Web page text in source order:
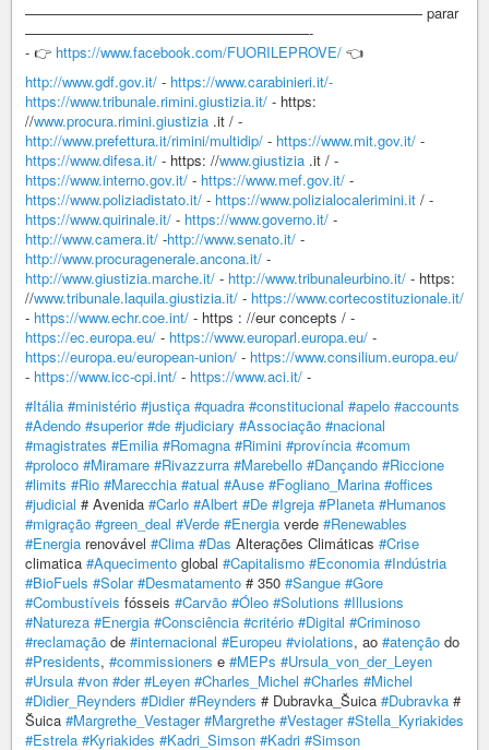
———————————————————————————— parar
————————————————————-
- 👉 https://www.facebook.com/FUORILEPROVE/ 👈
http://www.gdf.gov.it/ - https://www.carabinieri.it/-
https://www.tribunale.rimini.giustizia.it/ - https:
//www.procura.rimini.giustizia .it / -
http://www.prefettura.it/rimini/multidip/ - https://www.mit.gov.it/ -
https://www.difesa.it/ - https: //www.giustizia .it / -
https://www.interno.gov.it/ - https://www.mef.gov.it/ -
https://www.poliziadistato.it/ - https://www.polizialocalerimini.it / -
https://www.quirinale.it/ - https://www.governo.it/ -
http://www.camera.it/ -http://www.senato.it/ -
http://www.procuragenerale.ancona.it/ -
http://www.giustizia.marche.it/ - http://www.tribunaleurbino.it/ - https:
//www.tribunale.laquila.giustizia.it/ - https://www.cortecostituzionale.it/
- https://www.echr.coe.int/ - https : //eur concepts / -
https://ec.europa.eu/ - https://www.europarl.europa.eu/ -
https://europa.eu/european-union/ - https://www.consilium.europa.eu/
- https://www.icc-cpi.int/ - https://www.aci.it/ -
#Itália #ministério #justiça #quadra #constitucional #apelo #accounts
#Adendo #superior #de #judiciary #Associação #nacional
#magistrates #Emilia #Romagna #Rimini #província #comum
#proloco #Miramare #Rivazzurra #Marebello #Dançando #Riccione
#limits #Rio #Marecchia #atual #Ause #Fogliano_Marina #offices
#judicial # Avenida #Carlo #Albert #De #Igreja #Planeta #Humanos
#migração #green_deal #Verde #Energia verde #Renewables
#Energia renovável #Clima #Das Alterações Climáticas #Crise
climatica #Aquecimento global #Capitalismo #Economia #Indústria
#BioFuels #Solar #Desmatamento # 350 #Sangue #Gore
#Combustíveis fósseis #Carvão #Óleo #Solutions #Illusions
#Natureza #Energia #Consciência #critério #Digital #Criminoso
#reclamação de #internacional #Europeu #violations, ao #atenção do
#Presidents, #commissioners e #MEPs #Ursula_von_der_Leyen
#Ursula #von #der #Leyen #Charles_Michel #Charles #Michel
#Didier_Reynders #Didier #Reynders # Dubravka_Šuica #Dubravka #
Šuica #Margrethe_Vestager #Margrethe #Vestager #Stella_Kyriakides
#Estrela #Kyriakides #Kadri_Simson #Kadri #Simson